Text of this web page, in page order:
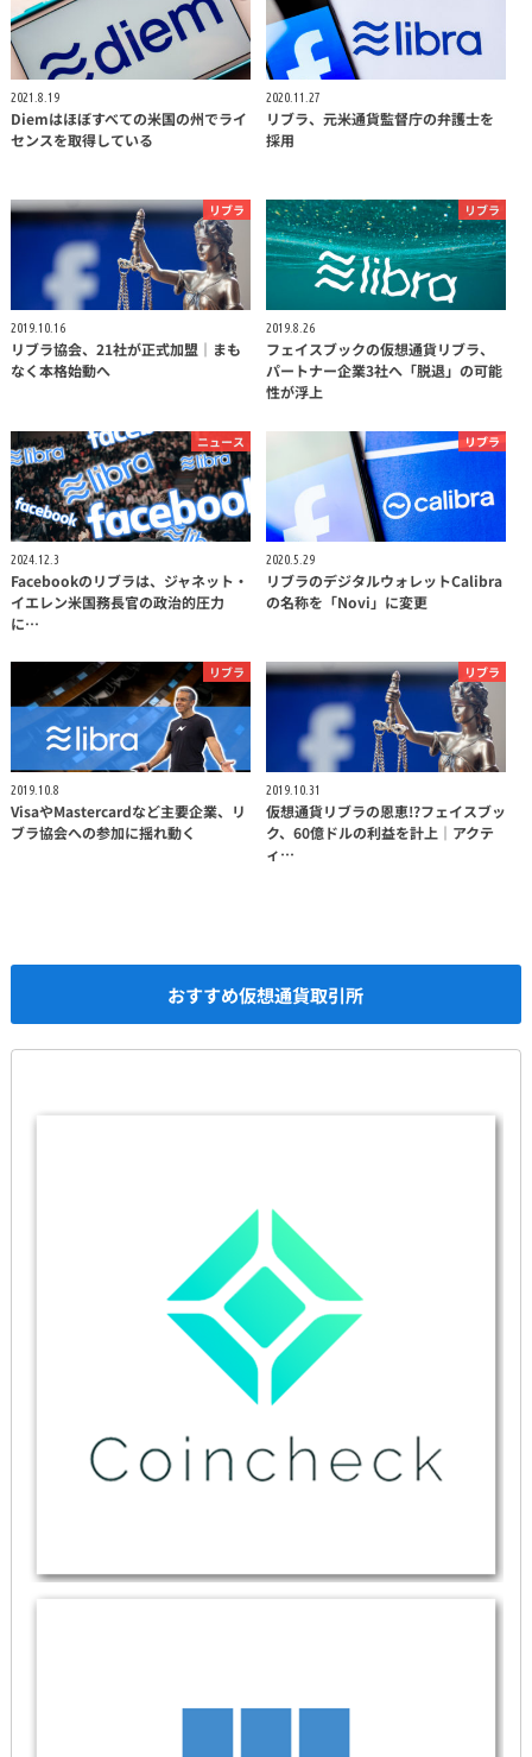
2021.8.19
Diemはほぼすべての米国の州でライ
センスを取得している
2020.11.27
リブラ、元米通貨監督庁の弁護士を
採用
リブラ
2019.10.16
リブラ協会、21社が正式加盟｜まも
なく本格始動へ
リブラ
2019.8.26
フェイスブックの仮想通貨リブラ、
パートナー企業3社へ「脱退」の可能
性が浮上
ニュース
2024.12.3
Facebookのリブラは、ジャネット・
イエレン米国務長官の政治的圧力
に…
リブラ
2020.5.29
リブラのデジタルウォレットCalibra
の名称を「Novi」に変更
リブラ
2019.10.8
VisaやMastercardなど主要企業、リ
ブラ協会への参加に揺れ動く
リブラ
2019.10.31
仮想通貨リブラの恩恵!?フェイスブッ
ク、60億ドルの利益を計上｜アクテ
ィ…
おすすめ仮想通貨取引所